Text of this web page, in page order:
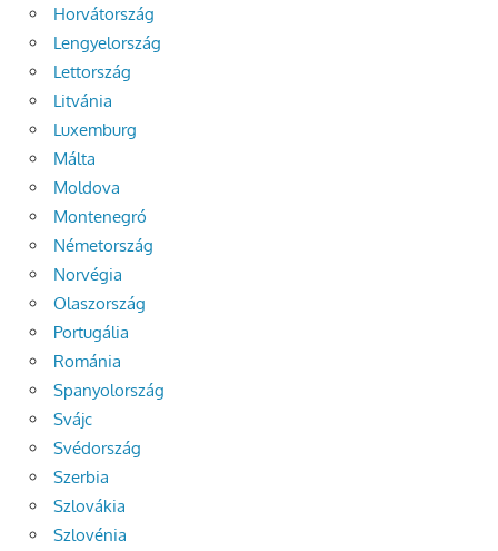
Horvátország
Lengyelország
Lettország
Litvánia
Luxemburg
Málta
Moldova
Montenegró
Németország
Norvégia
Olaszország
Portugália
Románia
Spanyolország
Svájc
Svédország
Szerbia
Szlovákia
Szlovénia